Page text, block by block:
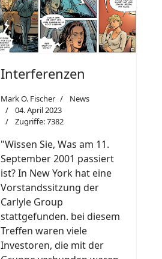
Interferenzen
Mark O. Fischer
News
04. April 2023
Zugriffe: 7382
"Wissen Sie, Was am 11.
September 2001 passiert
ist? In New York hat eine
Vorstandssitzung der
Carlyle Group
stattgefunden. bei diesem
Treffen waren viele
Investoren, die mit der